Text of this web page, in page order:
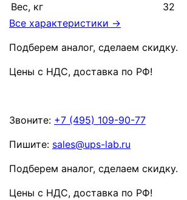
Вес, кг
32
Все характеристики →
Подберем аналог, сделаем скидку.
Цены с НДС, доставка по РФ!
Звоните: +7 (495) 109-90-77
Пишите: sales@ups-lab.ru
Подберем аналог, сделаем скидку.
Цены с НДС, доставка по РФ!